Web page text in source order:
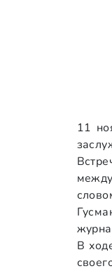
11
В